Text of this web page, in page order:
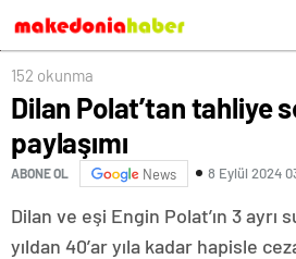
152 okunma
Dilan Polat’tan tahliye
paylaşımı
ABONE OL News 8 Eylül 2024
Dilan ve eşi Engin Polat’ın 3 ayrı
yıldan 40’ar yıla kadar hapisle